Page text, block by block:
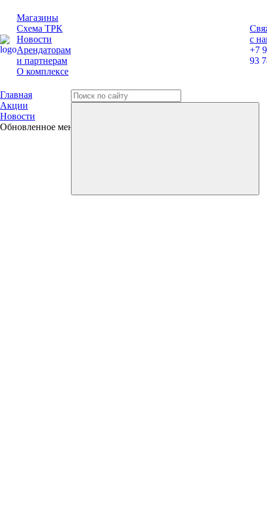
Магазины
Схема ТРК
Новости
Арендаторам
и партнерам
О комплексе
с
+7
93
Главная
Акции
Новости
Обновленное меню в Roni’s Donuts